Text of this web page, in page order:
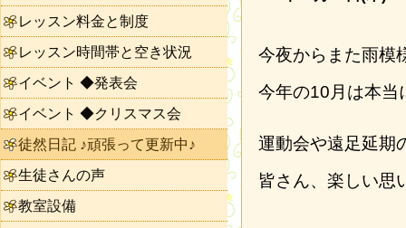
今夜からまた雨模
今年の10月は本当
運動会や遠足延期
皆さん、楽しい思
レッスン料金と制度
レッスン時間帯と空き状況
イベント ◆発表会
イベント ◆クリスマス会
徒然日記 ♪頑張って更新中♪
生徒さんの声
教室設備